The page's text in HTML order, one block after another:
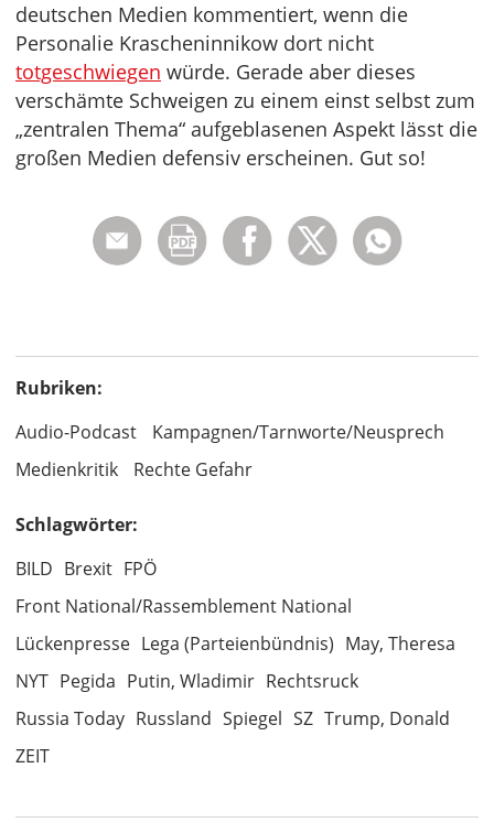
deutschen Medien kommentiert, wenn die
Personalie Krascheninnikow dort nicht
totgeschwiegen würde. Gerade aber dieses
verschämte Schweigen zu einem einst selbst zum
„zentralen Thema“ aufgeblasenen Aspekt lässt die
großen Medien defensiv erscheinen. Gut so!
Rubriken:
Audio-Podcast
Kampagnen/Tarnworte/Neusprech
Medienkritik
Rechte Gefahr
Schlagwörter:
BILD Brexit FPÖ
Front National/Rassemblement National
Lückenpresse Lega (Parteienbündnis) May, Theresa
NYT Pegida Putin, Wladimir Rechtsruck
Russia Today Russland Spiegel SZ Trump, Donald
ZEIT